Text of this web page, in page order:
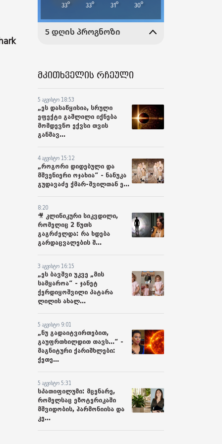
მკითხველის რჩეული
5 აგვისტო 18:53
„ეს დასაწყისია, სრული
ეფექტი გაშლილი იქნება
მომდევნო ექვსი თვის
განმავ...
4 აგვისტო 15:12
„როგორი დიდებული და
მშვენიერი ოჯახია“ - ნანუკა
გუდავაძე ქმარ-შვილთან ე...
8:20
🎥 კლინიკური სიკვდილი,
რომელიც 2 წუთს
გაგრძელდა: რა ხდება
გარდაცვალების შ...
3 აგვისტო 16:15
„ეს ბავშვი უკვე „მის
სამყაროა“ - ჯანეტ
ქერდიყოშვილი პატარა
ლილის ახალ...
5 აგვისტო 9:01
„ნუ გადაიტვირთებით,
გაუფრთხილდით თავს...“ -
მაგნიტური ქარიშხლები:
ქეთე...
5 აგვისტო 5:31
სპათიფილუმი: მცენარე,
რომელსაც ეზოტერიკაში
მშვიდობის, ჰარმონიისა და
კე...